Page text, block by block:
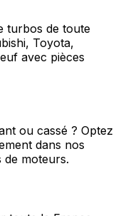
turbos de toute
Toyota,
avec pièces
ou cassé ? Optez
dans nos
moteurs.